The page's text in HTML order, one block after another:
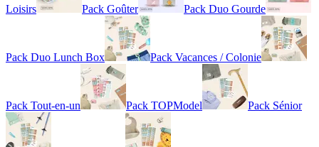
Loisirs Pack Goûter Pack Duo Gourde
Pack Duo Lunch Box Pack Vacances / Colonie
Pack Tout-en-un Pack TOPModel Pack Sénior